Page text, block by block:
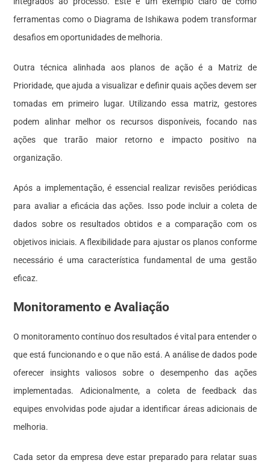
ferramentas como o Diagrama de Ishikawa podem transformar
desafios em oportunidades de melhoria.
Outra técnica alinhada aos planos de ação é a Matriz de
Prioridade, que ajuda a visualizar e definir quais ações devem ser
tomadas em primeiro lugar. Utilizando essa matriz, gestores
podem alinhar melhor os recursos disponíveis, focando nas
ações que trarão maior retorno e impacto positivo na
organização.
Após a implementação, é essencial realizar revisões periódicas
para avaliar a eficácia das ações. Isso pode incluir a coleta de
dados sobre os resultados obtidos e a comparação com os
objetivos iniciais. A flexibilidade para ajustar os planos conforme
necessário é uma característica fundamental de uma gestão
eficaz.
Monitoramento e Avaliação
O monitoramento contínuo dos resultados é vital para entender o
que está funcionando e o que não está. A análise de dados pode
oferecer insights valiosos sobre o desempenho das ações
implementadas. Adicionalmente, a coleta de feedback das
equipes envolvidas pode ajudar a identificar áreas adicionais de
melhoria.
Cada setor da empresa deve estar preparado para relatar suas